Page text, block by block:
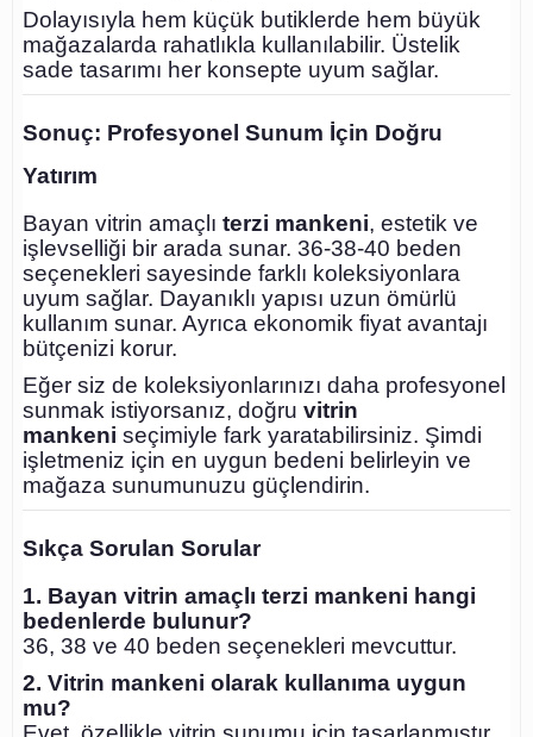
Dolayısıyla hem küçük butiklerde hem büyük
mağazalarda rahatlıkla kullanılabilir. Üstelik
sade tasarımı her konsepte uyum sağlar.
Sonuç: Profesyonel Sunum İçin Doğru
Yatırım
Bayan vitrin amaçlı terzi mankeni, estetik ve
işlevselliği bir arada sunar. 36-38-40 beden
seçenekleri sayesinde farklı koleksiyonlara
uyum sağlar. Dayanıklı yapısı uzun ömürlü
kullanım sunar. Ayrıca ekonomik fiyat avantajı
bütçenizi korur.
Eğer siz de koleksiyonlarınızı daha profesyonel
sunmak istiyorsanız, doğru vitrin
mankeni seçimiyle fark yaratabilirsiniz. Şimdi
işletmeniz için en uygun bedeni belirleyin ve
mağaza sunumunuzu güçlendirin.
Sıkça Sorulan Sorular
1. Bayan vitrin amaçlı terzi mankeni hangi
bedenlerde bulunur?
36, 38 ve 40 beden seçenekleri mevcuttur.
2. Vitrin mankeni olarak kullanıma uygun
mu?